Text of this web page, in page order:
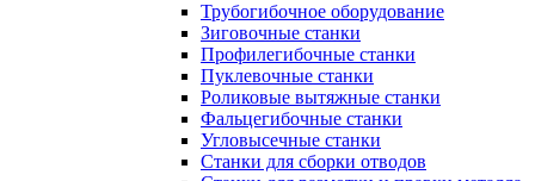
Трубогибочное оборудование
Зиговочные станки
Профилегибочные станки
Пуклевочные станки
Роликовые вытяжные станки
Фальцегибочные станки
Угловысечные станки
Станки для сборки отводов